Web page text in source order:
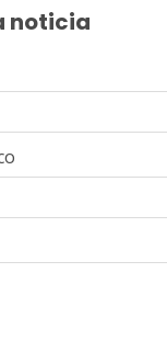
noticia